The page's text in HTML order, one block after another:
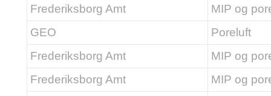
Frederiksborg Amt
MIP og
GEO
Poreluft
Frederiksborg Amt
MIP og
Frederiksborg Amt
MIP og